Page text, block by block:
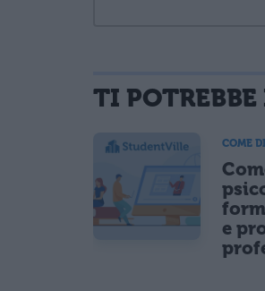
informativa privacy
. Pubblicando
Ho letto e acconsento l'
Acconsento all'uso dei
CONFERMA E PUBBLICA
TI POTREBBE
COME
e